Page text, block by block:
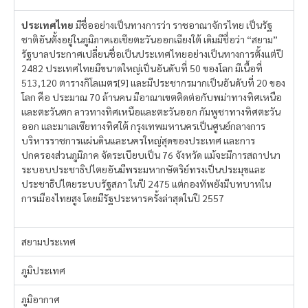
ประเทศไทย มีชื่ออย่างเป็นทางการว่า ราชอาณาจักรไทย เป็นรัฐ
ชาติอันตั้งอยู่ในภูมิภาคเอเชียตะวันออกเฉียงใต้ เดิมมีชื่อว่า “สยาม”
รัฐบาลประกาศเปลี่ยนชื่อเป็นประเทศไทยอย่างเป็นทางการตั้งแต่ปี
2482 ประเทศไทยมีขนาดใหญ่เป็นอันดับที่ 50 ของโลก มีเนื้อที่
513,120 ตารางกิโลเมตร[9] และมีประชากรมากเป็นอันดับที่ 20 ของ
โลก คือ ประมาณ 70 ล้านคน มีอาณาเขตติดต่อกับพม่าทางทิศเหนือ
และตะวันตก ลาวทางทิศเหนือและตะวันออก กัมพูชาทางทิศตะวัน
ออก และมาเลเซียทางทิศใต้ กรุงเทพมหานครเป็นศูนย์กลางการ
บริหารราชการแผ่นดินและนครใหญ่สุดของประเทศ และการ
ปกครองส่วนภูมิภาค จัดระเบียบเป็น 76 จังหวัด แม้จะมีการสถาปนา
ระบอบประชาธิปไตยอันมีพระมหากษัตริย์ทรงเป็นประมุขและ
ประชาธิปไตยระบบรัฐสภา ในปี 2475 แต่กองทัพยังมีบทบาทใน
การเมืองไทยสูง โดยมีรัฐประหารครั้งล่าสุดในปี 2557
สยามประเทศ
ภูมิประเทศ
ภูมิอากาศ